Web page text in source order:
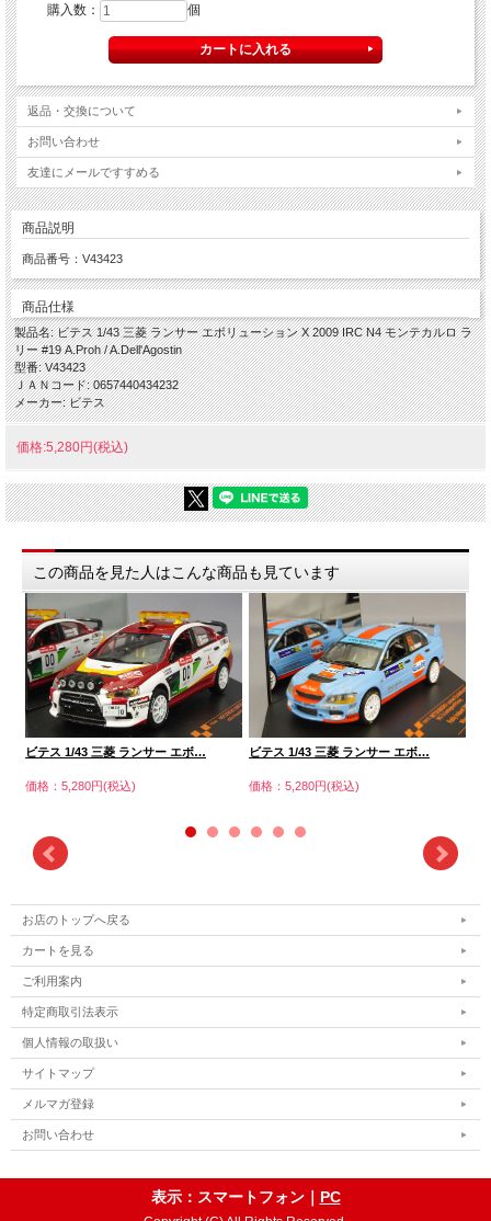
購入数： 個
返品・交換について
お問い合わせ
友達にメールですすめる
商品説明
商品番号：V43423
商品仕様
製品名: ビテス 1/43 三菱 ランサー エボリューション X 2009 IRC N4 モンテカルロ ラ
リー #19 A.Proh / A.Dell'Agostin
型番: V43423
ＪＡＮコード: 0657440434232
メーカー: ビテス
価格:5,280円(税込)
この商品を見た人はこんな商品も見ています
ビテス 1/43 三菱 ランサー エボ…
価格：5,280円(税込)
ビテス 1/43 三菱 ランサー エボ…
価格：5,280円(税込)
お店のトップへ戻る
カートを見る
ご利用案内
特定商取引法表示
個人情報の取扱い
サイトマップ
メルマガ登録
お問い合わせ
表示：スマートフォン｜ PC